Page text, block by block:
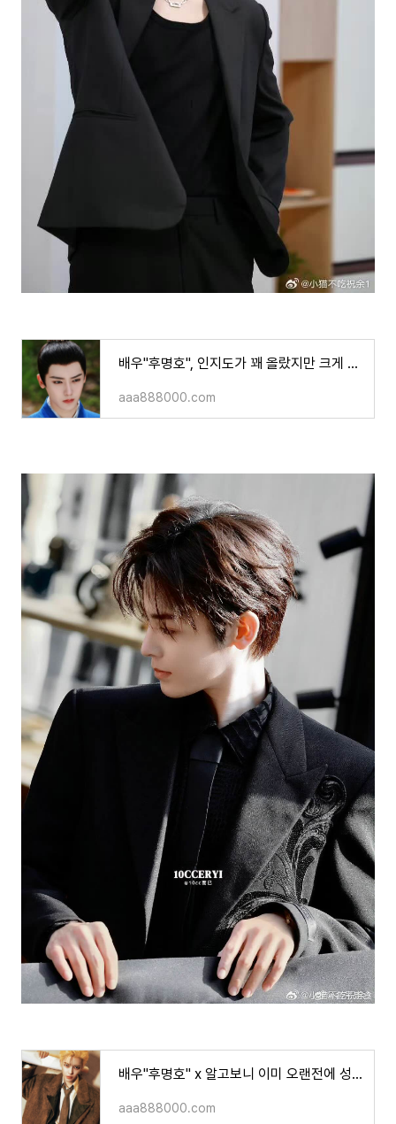
배우"후명호", 인지도가 꽤 올랐지만 크게 뜨지는 못하고.. 항상 아쉽게 놓치다..!
aaa888000.com
배우"후명호" x 알고보니 이미 오랜전에 성형을요?!
aaa888000.com